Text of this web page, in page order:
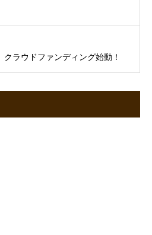
ラウドファンディング始動！